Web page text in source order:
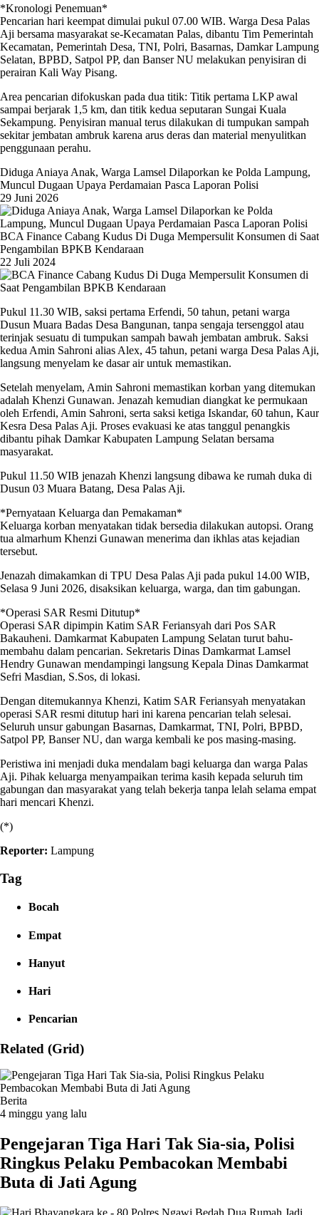
*Kronologi Penemuan*
Pencarian hari keempat dimulai pukul 07.00 WIB. Warga Desa Palas
Aji bersama masyarakat se-Kecamatan Palas, dibantu Tim Pemerintah
Kecamatan, Pemerintah Desa, TNI, Polri, Basarnas, Damkar Lampung
Selatan, BPBD, Satpol PP, dan Banser NU melakukan penyisiran di
perairan Kali Way Pisang.
Area pencarian difokuskan pada dua titik: Titik pertama LKP awal
sampai berjarak 1,5 km, dan titik kedua seputaran Sungai Kuala
Sekampung. Penyisiran manual terus dilakukan di tumpukan sampah
sekitar jembatan ambruk karena arus deras dan material menyulitkan
penggunaan perahu.
Diduga Aniaya Anak, Warga Lamsel Dilaporkan ke Polda Lampung,
Muncul Dugaan Upaya Perdamaian Pasca Laporan Polisi
29 Juni 2026
BCA Finance Cabang Kudus Di Duga Mempersulit Konsumen di Saat
Pengambilan BPKB Kendaraan
22 Juli 2024
Pukul 11.30 WIB, saksi pertama Erfendi, 50 tahun, petani warga
Dusun Muara Badas Desa Bangunan, tanpa sengaja tersenggol atau
terinjak sesuatu di tumpukan sampah bawah jembatan ambruk. Saksi
kedua Amin Sahroni alias Alex, 45 tahun, petani warga Desa Palas Aji,
langsung menyelam ke dasar air untuk memastikan.
Setelah menyelam, Amin Sahroni memastikan korban yang ditemukan
adalah Khenzi Gunawan. Jenazah kemudian diangkat ke permukaan
oleh Erfendi, Amin Sahroni, serta saksi ketiga Iskandar, 60 tahun, Kaur
Kesra Desa Palas Aji. Proses evakuasi ke atas tanggul penangkis
dibantu pihak Damkar Kabupaten Lampung Selatan bersama
masyarakat.
Pukul 11.50 WIB jenazah Khenzi langsung dibawa ke rumah duka di
Dusun 03 Muara Batang, Desa Palas Aji.
*Pernyataan Keluarga dan Pemakaman*
Keluarga korban menyatakan tidak bersedia dilakukan autopsi. Orang
tua almarhum Khenzi Gunawan menerima dan ikhlas atas kejadian
tersebut.
Jenazah dimakamkan di TPU Desa Palas Aji pada pukul 14.00 WIB,
Selasa 9 Juni 2026, disaksikan keluarga, warga, dan tim gabungan.
*Operasi SAR Resmi Ditutup*
Operasi SAR dipimpin Katim SAR Feriansyah dari Pos SAR
Bakauheni. Damkarmat Kabupaten Lampung Selatan turut bahu-
membahu dalam pencarian. Sekretaris Dinas Damkarmat Lamsel
Hendry Gunawan mendampingi langsung Kepala Dinas Damkarmat
Sefri Masdian, S.Sos, di lokasi.
Dengan ditemukannya Khenzi, Katim SAR Feriansyah menyatakan
operasi SAR resmi ditutup hari ini karena pencarian telah selesai.
Seluruh unsur gabungan Basarnas, Damkarmat, TNI, Polri, BPBD,
Satpol PP, Banser NU, dan warga kembali ke pos masing-masing.
Peristiwa ini menjadi duka mendalam bagi keluarga dan warga Palas
Aji. Pihak keluarga menyampaikan terima kasih kepada seluruh tim
gabungan dan masyarakat yang telah bekerja tanpa lelah selama empat
hari mencari Khenzi.
(*)
Reporter: Lampung
Tag
Bocah
Empat
Hanyut
Hari
Pencarian
Related (Grid)
Berita
4 minggu yang lalu
Pengejaran Tiga Hari Tak Sia-sia, Polisi
Ringkus Pelaku Pembacokan Membabi
Buta di Jati Agung